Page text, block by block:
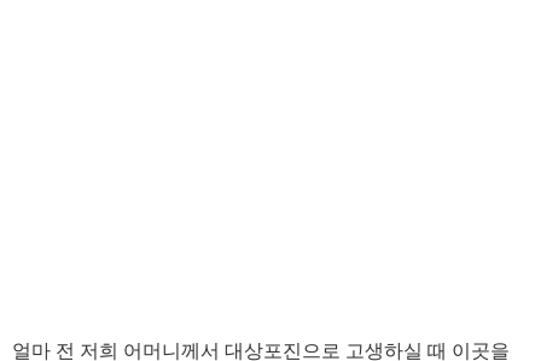
얼마 전 저희 어머니께서 대상포진으로 고생하실 때 이곳을